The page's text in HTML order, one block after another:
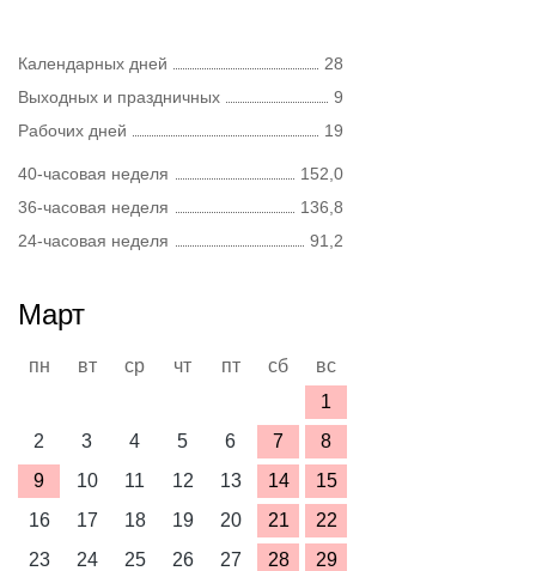
Календарных дней
28
Выходных и праздничных
9
Рабочих дней
19
40-часовая неделя
152,0
36-часовая неделя
136,8
24-часовая неделя
91,2
Март
пн вт ср чт пт сб
вс
1
2
3 4 5 6 7
8
9
10 11 12 13 14
15
16
17 18 19 20 21
22
23
24 25 26 27 28
29